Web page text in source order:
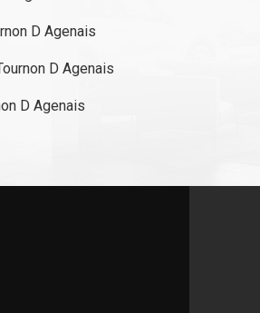
D Agenais
D Agenais
D Agenais